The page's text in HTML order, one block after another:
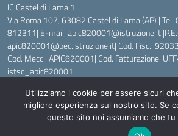
IC Castel di Lama 1
Via Roma 107, 63082 Castel di Lama (AP) |
812311| E-mail: apic820001@istruzione.it
apic820001@pec.istruzione.it| Cod. Fisc.:
Cod. Mecc.: APIC820001| Cod. Fatturazione:
istsc_apic820001
Idea e
Utilizziamo i cookie per essere sicuri
migliore esperienza sul nostro sito. Se
questo sito noi assumiamo che tu